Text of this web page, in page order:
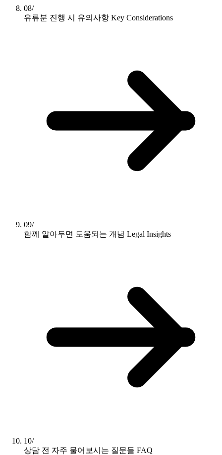
08/
유류분 진행 시 유의사항 Key Considerations
09/
함께 알아두면 도움되는 개념 Legal Insights
10/
상담 전 자주 물어보시는 질문들 FAQ